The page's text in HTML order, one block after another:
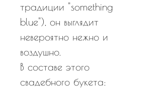
традиции "something
blue"), он выглядит
невероятно нежно и
воздушно.
В составе этого
свадебного букета: